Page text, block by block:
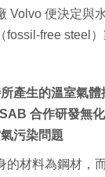
Volvo 便決定與
fossil-free steel
產生的溫室氣
合作研發無
污染問題
的材料為鋼材，